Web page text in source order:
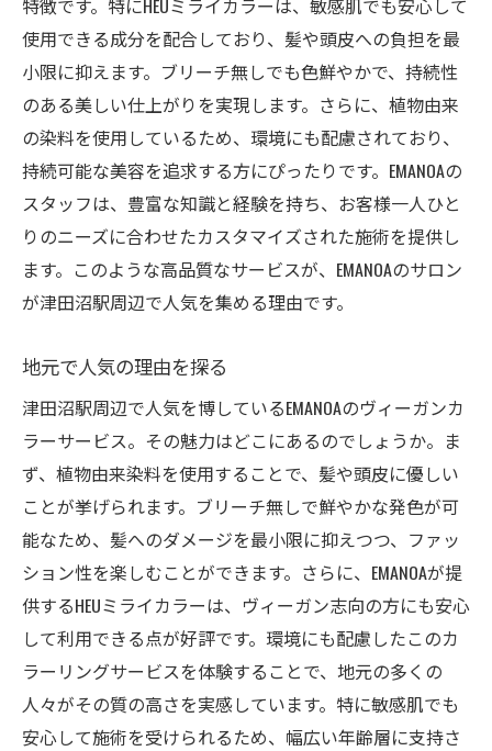
特徴です。特にHEUミライカラーは、敏感肌でも安心して
使用できる成分を配合しており、髪や頭皮への負担を最
小限に抑えます。ブリーチ無しでも色鮮やかで、持続性
のある美しい仕上がりを実現します。さらに、植物由来
の染料を使用しているため、環境にも配慮されており、
持続可能な美容を追求する方にぴったりです。EMANOAの
スタッフは、豊富な知識と経験を持ち、お客様一人ひと
りのニーズに合わせたカスタマイズされた施術を提供し
ます。このような高品質なサービスが、EMANOAのサロン
が津田沼駅周辺で人気を集める理由です。
地元で人気の理由を探る
津田沼駅周辺で人気を博しているEMANOAのヴィーガンカ
ラーサービス。その魅力はどこにあるのでしょうか。ま
ず、植物由来染料を使用することで、髪や頭皮に優しい
ことが挙げられます。ブリーチ無しで鮮やかな発色が可
能なため、髪へのダメージを最小限に抑えつつ、ファッ
ション性を楽しむことができます。さらに、EMANOAが提
供するHEUミライカラーは、ヴィーガン志向の方にも安心
して利用できる点が好評です。環境にも配慮したこのカ
ラーリングサービスを体験することで、地元の多くの
人々がその質の高さを実感しています。特に敏感肌でも
安心して施術を受けられるため、幅広い年齢層に支持さ